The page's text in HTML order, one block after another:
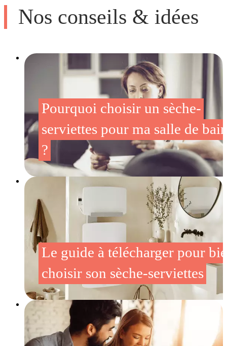
Nos conseils & idées
Pourquoi choisir un sèche-
serviettes pour ma salle de
?
Le guide à télécharger pour
choisir son sèche-serviettes